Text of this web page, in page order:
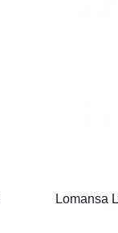
Lomansa